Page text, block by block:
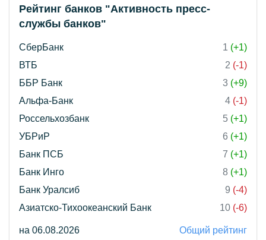
Рейтинг банков "Активность пресс-
службы банков"
СберБанк 1 (+1)
ВТБ
2 (-1)
ББР Банк
3 (+9)
Альфа-Банк
4 (-1)
Россельхозбанк
5 (+1)
УБРиР
6 (+1)
Банк ПСБ
7 (+1)
Банк Инго
8 (+1)
Банк Уралсиб
9 (-4)
Азиатско-Тихоокеанский Банк
10 (-6)
на 06.08.2026 Общий рейтинг